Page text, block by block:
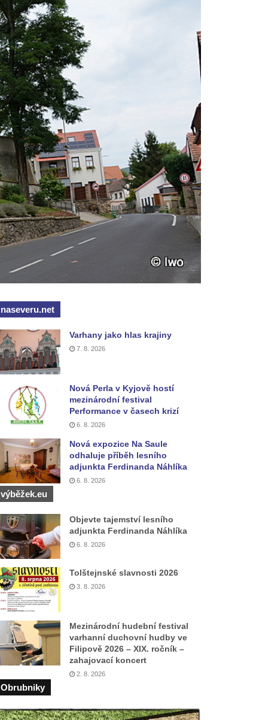
naseveru.net
Varhany jako hlas krajiny
7. 8. 2026
Nová Perla v Kyjově hostí
mezinárodní festival
Performance v časech krizí
6. 8. 2026
Nová expozice Na Saule
odhaluje příběh lesního
adjunkta Ferdinanda Náhlíka
6. 8. 2026
výběžek.eu
Objevte tajemství lesního
adjunkta Ferdinanda Náhlíka
6. 8. 2026
Tolštejnské slavnosti 2026
3. 8. 2026
Mezinárodní hudební festival
varhanní duchovní hudby ve
Filipově 2026 – XIX. ročník –
zahajovací koncert
2. 8. 2026
Obrubniky